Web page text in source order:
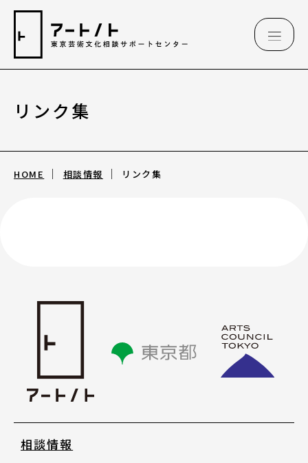
相談情報
相談情報
気になる講座を探す
公開中のアーカイブ動画
リンク集
HOME 相談情報 リンク集
相談情報